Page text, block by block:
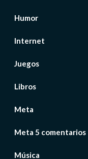
Humor
Internet
Juegos
Libros
Meta
Meta 5 comentarios
Música